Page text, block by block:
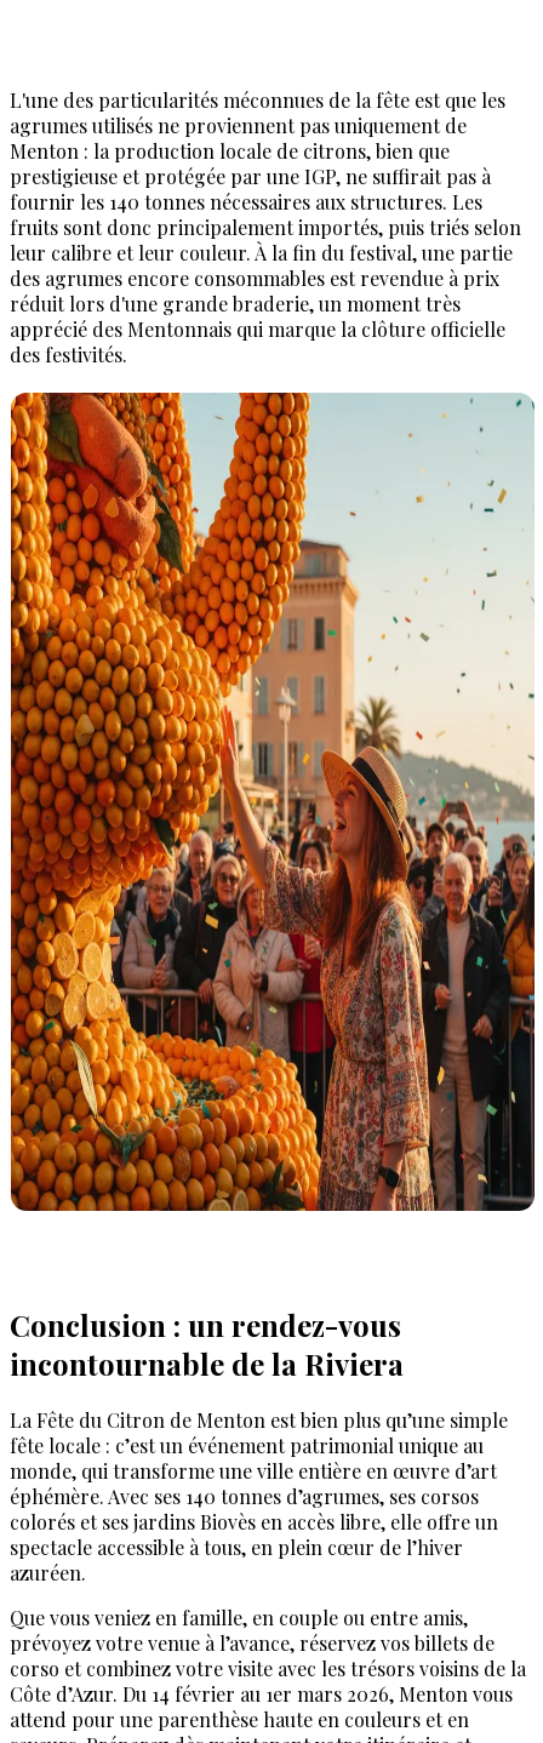
L'une des particularités méconnues de la fête est que les
agrumes utilisés ne proviennent pas uniquement de
Menton : la production locale de citrons, bien que
prestigieuse et protégée par une IGP, ne suffirait pas à
fournir les 140 tonnes nécessaires aux structures. Les
fruits sont donc principalement importés, puis triés selon
leur calibre et leur couleur. À la fin du festival, une partie
des agrumes encore consommables est revendue à prix
réduit lors d'une grande braderie, un moment très
apprécié des Mentonnais qui marque la clôture officielle
des festivités.
Conclusion : un rendez-vous
incontournable de la Riviera
La Fête du Citron de Menton est bien plus qu’une simple
fête locale : c’est un événement patrimonial unique au
monde, qui transforme une ville entière en œuvre d’art
éphémère. Avec ses 140 tonnes d’agrumes, ses corsos
colorés et ses jardins Biovès en accès libre, elle offre un
spectacle accessible à tous, en plein cœur de l’hiver
azuréen.
Que vous veniez en famille, en couple ou entre amis,
prévoyez votre venue à l’avance, réservez vos billets de
corso et combinez votre visite avec les trésors voisins de la
Côte d’Azur. Du 14 février au 1er mars 2026, Menton vous
attend pour une parenthèse haute en couleurs et en